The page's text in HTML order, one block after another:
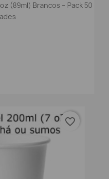
(89ml) Brancos – Pack 50
favorite_border